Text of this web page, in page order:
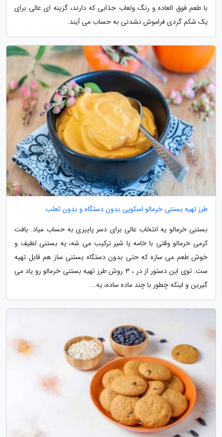
با طعم فوق العاده و رنگ ولعاب جذابی که دارند، گزینه ای عالی برای
یک شکم گردی فراموش نشدنی به حساب می آیند.
طرز تهیه بستنی خرمالو اسکوپی بدون دستگاه و بدون ثعلب
بستنی خرمالو یه انتخاب عالی برای دسر پاییزی به حساب میاد. بافت
کرمی خرمالو وقتی با خامه یا شیر ترکیب می شه، یه بستنی لطیف و
خوش طعم می سازه که حتی بدون دستگاه بستنی ساز هم قابل تهیه
ست. توی این دستور از در ، 3 روش طرز تهیه بستنی خرمالو رو یاد می
گیرین و اینکه چطور با چند ماده ساده، یه...